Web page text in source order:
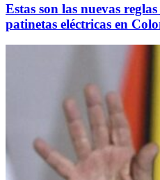
Estas son las nuevas
patinetas eléctricas en